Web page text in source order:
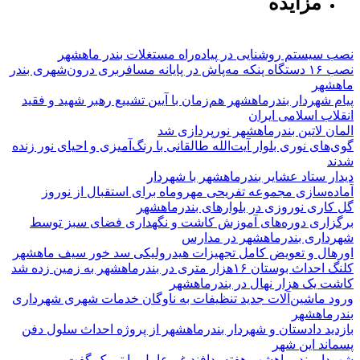
نصب سیستم روشنایی در پیاده‌راه مستغلات بندر ماهشهر
نصب ۱۶ دستگاه پنکه مه‌پاش در پایانه مسافربری درون‌شهری بندر
ماهشهر
پیام شهردار بندرماهشهر هم‌زمان با آیین تشییع رهبر شهید و فقید
انقلاب اسلامی ایران
المان لاتین بندرماهشهر نورپردازی شد
گوی‌های نوری بلوار آیت‌الله طالقانی با رنگ‌آمیزی و احیای نور زنده
شدند
دیدار ستاد عشایر بندرماهشهر با شهردار
آماده‌سازی مجموعه تفریحی مهروماه برای استقبال از نوروز
گل کاری نوروزی در بلوارهای بندرماهشهر
برگزاری دوره‌های آموزش کاشت و نگهداری فضای سبز توسط
شهرداری بندرماهشهر در مدارس
اورهال و تعویض کامل تجهیزات هیدرولیکی سد خور سیف ماهشهر
کلنگ احداث بوستان ۱۶هزار متری در بندرماهشهر به زمین زده شد
کاشت یک هزار نهال در بندرماهشهر
ورود ماشین‌آلات جدید تنظیفات به ناوگان خدمات شهری شهرداری
بندرماهشهر
بازدید دادستان و شهردار بندرماهشهر از پروژه احداث سلول دفن
پسماند این شهر